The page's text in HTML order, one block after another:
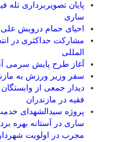
پایان تصویربرداری
ساری
احیای حمام درویش
مشارکت حداکثری در
المللی
آغاز طرح پایش سرمی
سفر وزیر ورزش به
دیدار جمعی از وابستگان
فقیه در مازندران
ساری در آستانه بهره
مجرب در اولویت